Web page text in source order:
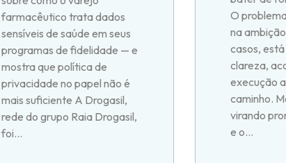
farmacêutico trata dados
sensíveis de saúde em seus
programas de fidelidade — e
mostra que política de
privacidade no papel não é
mais suficiente A Drogasil,
rede do grupo Raia Drogasil,
foi...
O
na
casos,
clareza,
execução
caminho.
virando
e o...